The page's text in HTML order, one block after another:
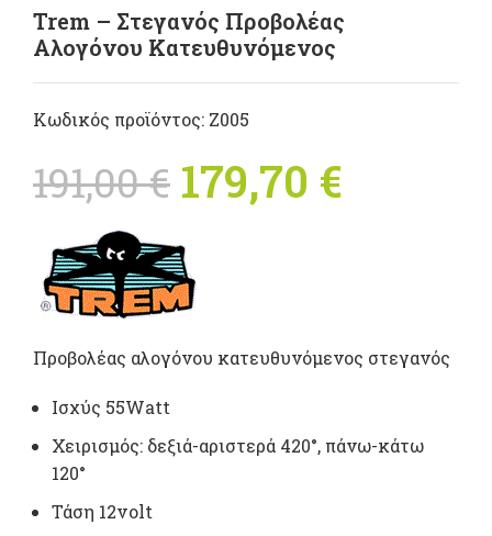
Trem – Στεγανός Προβολέας
Αλογόνου Κατευθυνόμενος
Κωδικός προϊόντος: Z005
191,00€ Original price
was: 191,00 €.
179,70 €
είναι:
Προβολέας αλογόνου κατευθυνόμενος στεγανός
Ισχύς 55Watt
Χειρισμός: δεξιά-αριστερά 420°, πάνω-κάτω
120°
Τάση 12volt